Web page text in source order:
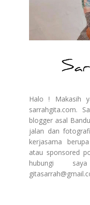
Halo ! Makasih
sarrahgita.com.
blogger asal
jalan dan
kerjasama
atau sponsored
hubungi